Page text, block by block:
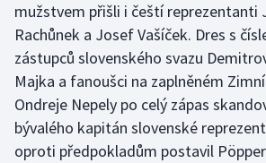
Házená
Jezdectví
Judo
Krasobruslení
mužstvem přišli i čeští reprezentanti
Rachůnek a Josef Vašíček. Dres s
zástupců slovenského svazu
Majka a fanoušci na zaplněném
Ondreje Nepely po celý zápas
bývalého kapitán slovenské
oproti předpokladům postavil